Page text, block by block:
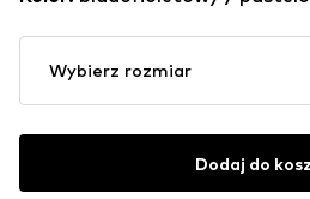
Wybierz rozmiar
Dodaj do